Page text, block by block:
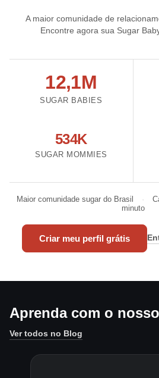
A maior comunidade de
Encontre agora sua Sugar
12,1M
SUGAR BABIES
534K
SUGAR MOMMIES
Maior comunidade sugar do Brasil ·
minuto
Criar meu perfil grátis
Aprenda com o
Ver todos no Blog